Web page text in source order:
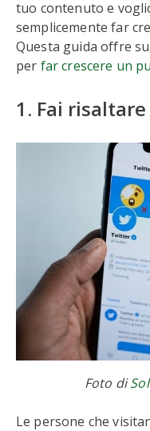
tuo contenuto e
semplicemente far
Questa guida offre
per far crescere un
1. Fai
Foto di
Le persone che